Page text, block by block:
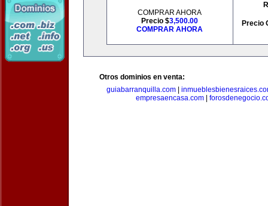
COMPRAR AHORA
Precio $3,500.00
COMPRAR AHORA
Precio
Otros dominios en venta:
guiabarranquilla.com|
empresaencasa.com|